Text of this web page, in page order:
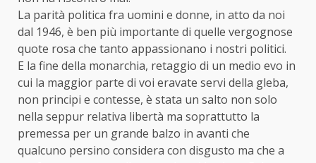
La parità politica fra uomini e donne, in atto da noi
dal 1946, è ben più importante di quelle vergognose
quote rosa che tanto appassionano i nostri politici.
E la fine della monarchia, retaggio di un medio evo in
cui la maggior parte di voi eravate servi della gleba,
non principi e contesse, è stata un salto non solo
nella seppur relativa libertà ma soprattutto la
premessa per un grande balzo in avanti che
qualcuno persino considera con disgusto ma che a